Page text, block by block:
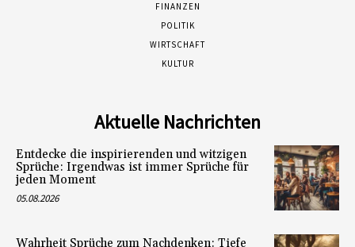
FINANZEN
POLITIK
WIRTSCHAFT
KULTUR
Aktuelle Nachrichten
Entdecke die inspirierenden und witzigen
Sprüche: Irgendwas ist immer Sprüche für
jeden Moment
05.08.2026
Wahrheit Sprüche zum Nachdenken: Tiefe